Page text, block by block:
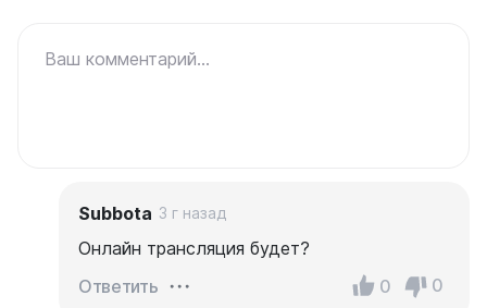
Ваш комментарий...
Subbota 3 г назад
Онлайн трансляция будет?
Ответить
0 0